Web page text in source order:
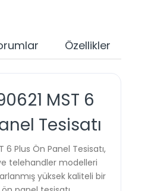
Özellikler
MST 6
Tesisatı
6 Plus Ön Panel Tesisatı,
telehandler modelleri
yüksek kaliteli bir